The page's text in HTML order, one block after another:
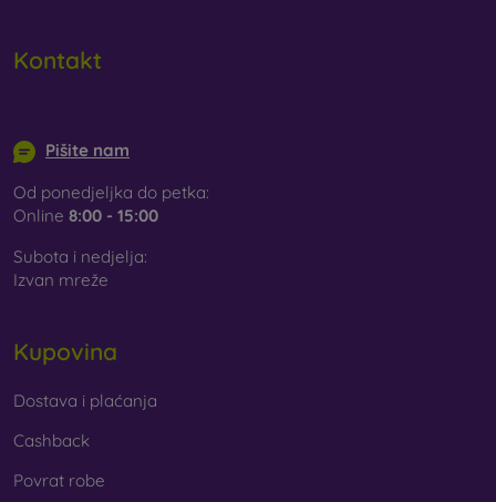
Kontakt
Pišite nam
Od ponedjeljka do petka:
Online 8:00 - 15:00
Subota i nedjelja:
Izvan mreže
Kupovina
Dostava i plaćanja
Cashback
Povrat robe